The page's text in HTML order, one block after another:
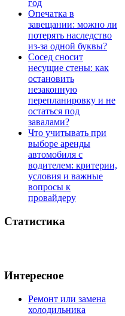
год
Опечатка в
завещании: можно ли
потерять наследство
из-за одной буквы?
Сосед сносит
несущие стены: как
остановить
незаконную
перепланировку и не
остаться под
завалами?
Что учитывать при
выборе аренды
автомобиля с
водителем: критерии,
условия и важные
вопросы к
провайдеру
Статистика
Интересное
Ремонт или замена
холодильника